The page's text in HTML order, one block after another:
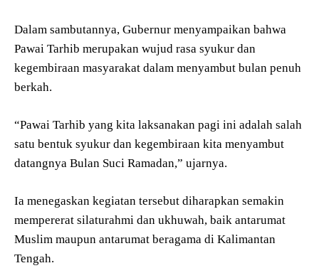
Dalam sambutannya, Gubernur menyampaikan bahwa
Pawai Tarhib merupakan wujud rasa syukur dan
kegembiraan masyarakat dalam menyambut bulan penuh
berkah.
“Pawai Tarhib yang kita laksanakan pagi ini adalah salah
satu bentuk syukur dan kegembiraan kita menyambut
datangnya Bulan Suci Ramadan,” ujarnya.
Ia menegaskan kegiatan tersebut diharapkan semakin
mempererat silaturahmi dan ukhuwah, baik antarumat
Muslim maupun antarumat beragama di Kalimantan
Tengah.